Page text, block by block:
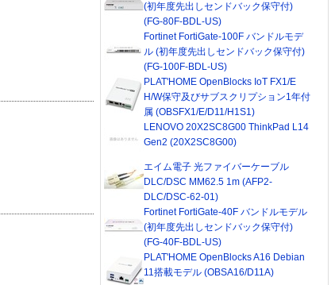
(初年度先出しセンドバック保守付)
(FG-80F-BDL-US)
Fortinet FortiGate-100F バンドルモデ
ル (初年度先出しセンドバック保守付)
(FG-100F-BDL-US)
PLAT'HOME OpenBlocks IoT FX1/E
H/W保守及びサブスクリプション1年付
属 (OBSFX1/E/D11/H1S1)
LENOVO 20X2SC8G00 ThinkPad L14
Gen2 (20X2SC8G00)
エイム電子 光ファイバーケーブル
DLC/DSC MM62.5 1m (AFP2-
DLC/DSC-62-01)
Fortinet FortiGate-40F バンドルモデル
(初年度先出しセンドバック保守付)
(FG-40F-BDL-US)
PLAT'HOME OpenBlocks A16 Debian
11搭載モデル (OBSA16/D11A)